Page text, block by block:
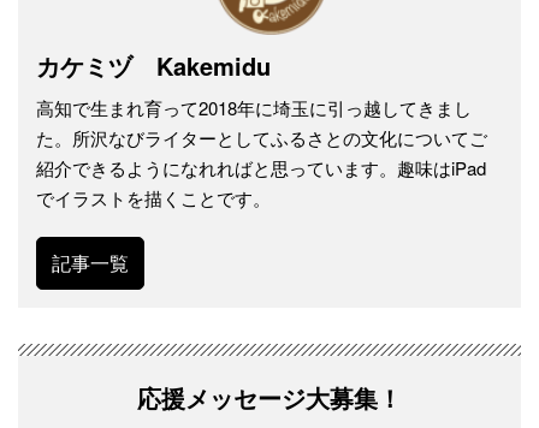
カケミヅ Kakemidu
高知で生まれ育って2018年に埼玉に引っ越してきまし
た。所沢なびライターとしてふるさとの文化についてご
紹介できるようになれればと思っています。趣味はiPad
でイラストを描くことです。
記事一覧
応援メッセージ大募集！